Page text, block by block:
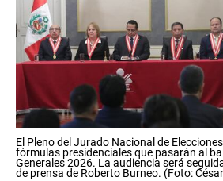
El Pleno del Jurado Nacional de
fórmulas presidenciales que pasarán al
Generales 2026. La audiencia será
de prensa de Roberto Burneo. (Foto: